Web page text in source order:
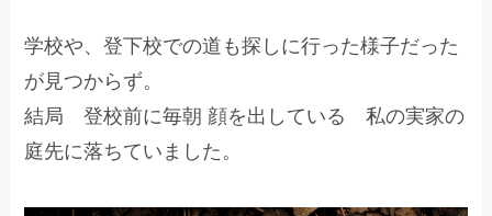
学校や、登下校での道も探しに行った様子だった
が見つからず。
結局 登校前に毎朝 顔を出している 私の実家の
庭先に落ちていました。